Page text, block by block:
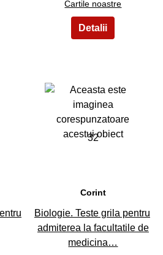
Cartile noastre
32
Corint
Biologie. Teste grila pentru
admiterea la facultatile de
medicina…